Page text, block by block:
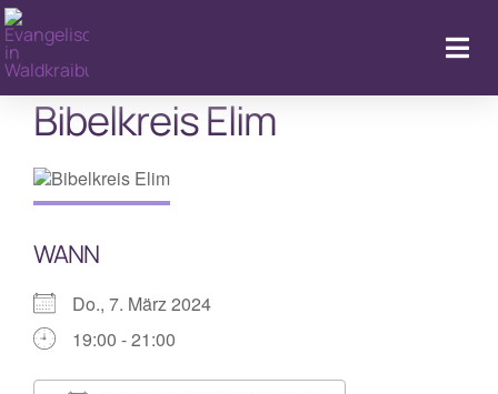
Zum
Inhalt
springen
Bibelkreis Elim
WANN
Do., 7. März 2024
19:00 - 21:00